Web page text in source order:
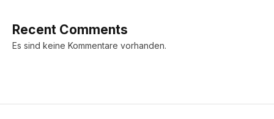
Recent Comments
Es sind keine Kommentare vorhanden.